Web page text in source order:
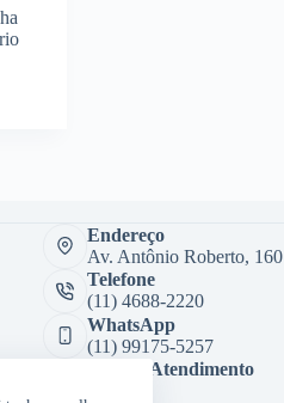
Endereço
Av. Antônio Roberto, 160
Telefone
(11) 4688-2220
WhatsApp
(11) 99175-5257
Sala de Atendimento